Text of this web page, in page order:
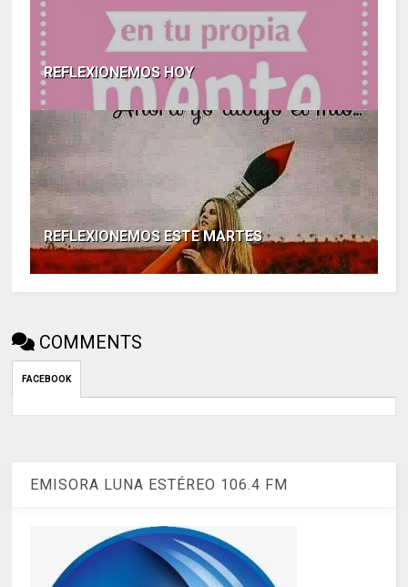
REFLEXIONEMOS HOY
REFLEXIONEMOS ESTE MARTES
COMMENTS
FACEBOOK
EMISORA LUNA ESTÉREO 106.4 FM